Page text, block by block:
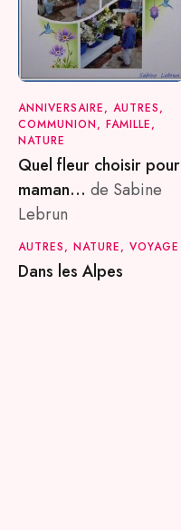
ANNIVERSAIRE, AUTRES,
COMMUNION, FAMILLE,
NATURE
Quel fleur choisir pour
maman… de Sabine
Lebrun
AUTRES, NATURE, VOYAGE
Dans les Alpes